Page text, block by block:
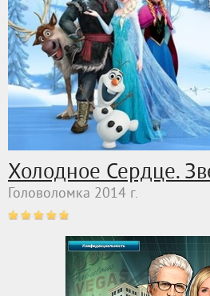
Холодное Сердце.
Головоломка 2014 г.